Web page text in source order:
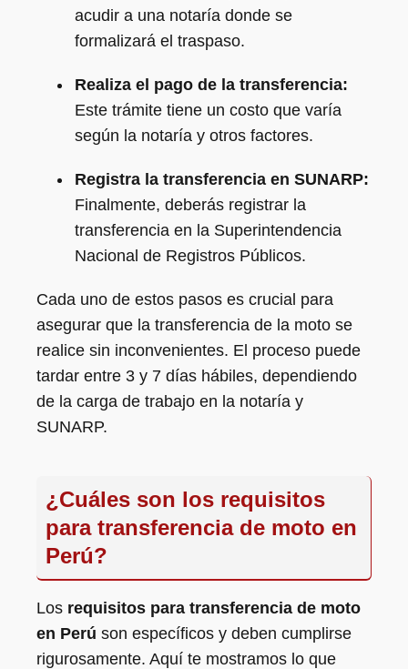
acudir a una notaría donde se
formalizará el traspaso.
Realiza el pago de la transferencia:
Este trámite tiene un costo que varía
según la notaría y otros factores.
Registra la transferencia en SUNARP:
Finalmente, deberás registrar la
transferencia en la Superintendencia
Nacional de Registros Públicos.
Cada uno de estos pasos es crucial para
asegurar que la transferencia de la moto se
realice sin inconvenientes. El proceso puede
tardar entre 3 y 7 días hábiles, dependiendo
de la carga de trabajo en la notaría y
SUNARP.
¿Cuáles son los requisitos
para transferencia de moto en
Perú?
Los requisitos para transferencia de moto
en Perú son específicos y deben cumplirse
rigurosamente. Aquí te mostramos lo que